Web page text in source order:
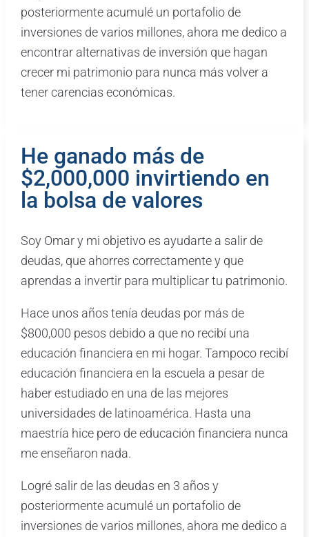
posteriormente acumulé un portafolio de
inversiones de varios millones, ahora me dedico a
encontrar alternativas de inversión que hagan
crecer mi patrimonio para nunca más volver a
tener carencias económicas.
He ganado más de
$2,000,000 invirtiendo en
la bolsa de valores
Soy Omar y mi objetivo es ayudarte a salir de
deudas, que ahorres correctamente y que
aprendas a invertir para multiplicar tu patrimonio.
Hace unos años tenía deudas por más de
$800,000 pesos debido a que no recibí una
educación financiera en mi hogar. Tampoco recibí
educación financiera en la escuela a pesar de
haber estudiado en una de las mejores
universidades de latinoamérica. Hasta una
maestría hice pero de educación financiera nunca
me enseñaron nada.
Logré salir de las deudas en 3 años y
posteriormente acumulé un portafolio de
inversiones de varios millones, ahora me dedico a